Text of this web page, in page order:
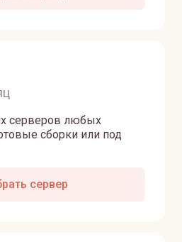
серверов любых
сборки или под
сервер